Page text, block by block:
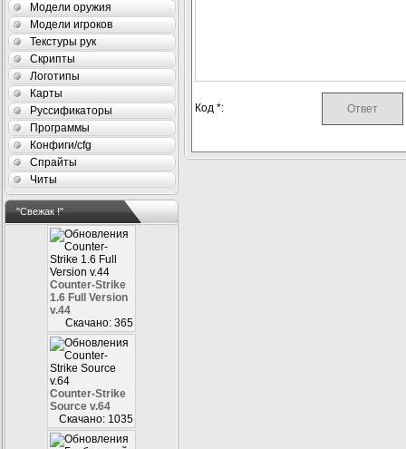
Модели оружия
Модели игроков
Текстуры рук
Скрипты
Логотипы
Карты
Руссификаторы
Программы
Конфиги/cfg
Спрайты
Читы
"Свежак !"
Counter-Strike
1.6 Full Version
v.44
Скачано: 365
Counter-Strike
Source v.64
Скачано: 1035
Код *: